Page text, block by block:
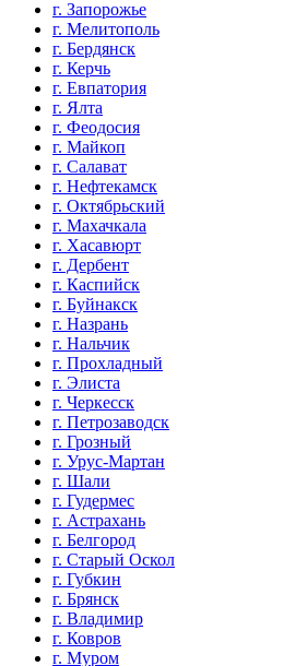
г. Запорожье
г. Мелитополь
г. Бердянск
г. Керчь
г. Евпатория
г. Ялта
г. Феодосия
г. Майкоп
г. Салават
г. Нефтекамск
г. Октябрьский
г. Махачкала
г. Хасавюрт
г. Дербент
г. Каспийск
г. Буйнакск
г. Назрань
г. Нальчик
г. Прохладный
г. Элиста
г. Черкесск
г. Петрозаводск
г. Грозный
г. Урус-Мартан
г. Шали
г. Гудермес
г. Астрахань
г. Белгород
г. Старый Оскол
г. Губкин
г. Брянск
г. Владимир
г. Ковров
г. Муром